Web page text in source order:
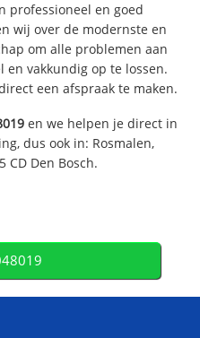
professioneel en goed
wij over de modernste en
om alle problemen aan
en vakkundig op te lossen.
een afspraak te maken.
en we helpen je direct in
dus ook in: Rosmalen,
CD Den Bosch.